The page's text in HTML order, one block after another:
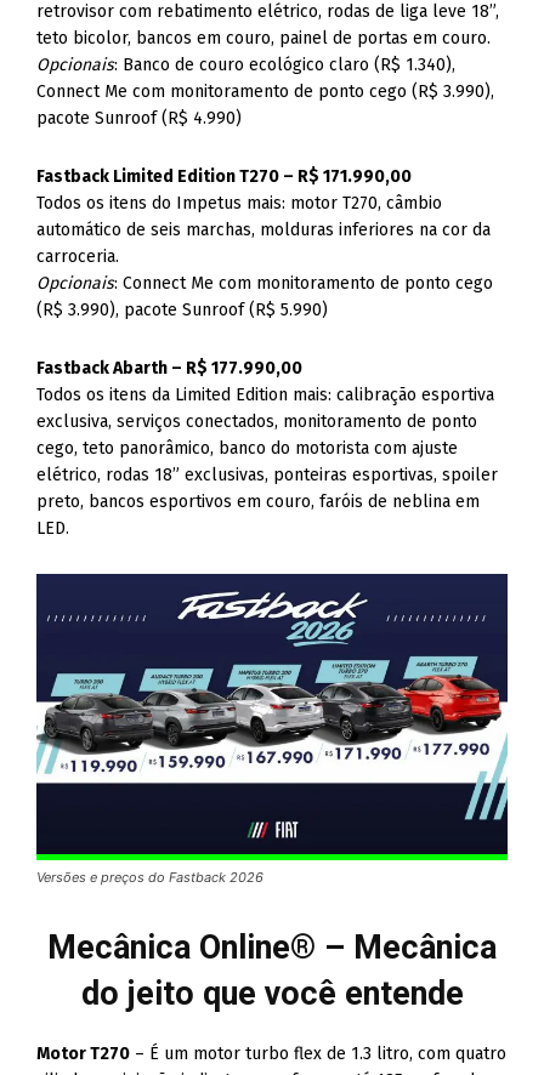
retrovisor com rebatimento elétrico, rodas de liga leve 18”,
teto bicolor, bancos em couro, painel de portas em couro.
Opcionais: Banco de couro ecológico claro (R$ 1.340),
Connect Me com monitoramento de ponto cego (R$ 3.990),
pacote Sunroof (R$ 4.990)
Fastback Limited Edition T270 – R$ 171.990,00
Todos os itens do Impetus mais: motor T270, câmbio
automático de seis marchas, molduras inferiores na cor da
carroceria.
Opcionais: Connect Me com monitoramento de ponto cego
(R$ 3.990), pacote Sunroof (R$ 5.990)
Fastback Abarth – R$ 177.990,00
Todos os itens da Limited Edition mais: calibração esportiva
exclusiva, serviços conectados, monitoramento de ponto
cego, teto panorâmico, banco do motorista com ajuste
elétrico, rodas 18” exclusivas, ponteiras esportivas, spoiler
preto, bancos esportivos em couro, faróis de neblina em
LED.
Versões e preços do Fastback 2026
Mecânica Online® – Mecânica
do jeito que você entende
Motor T270 – É um motor turbo flex de 1.3 litro, com quatro